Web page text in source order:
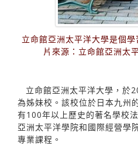
立命館亞洲太平洋大學是個
片來源：立命館亞洲太
立命館亞洲太平洋大學，於
為姊妹校。該校位於日本九州
有100年以上歷史的著名學校
亞洲太平洋學院和國際經營學
專業課程。